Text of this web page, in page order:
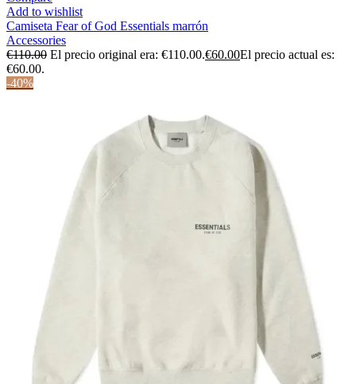
Add to wishlist
Camiseta Fear of God Essentials marrón
Accessories
€110.00 El precio original era: €110.00.€60.00El precio actual es:
€60.00.
-40%